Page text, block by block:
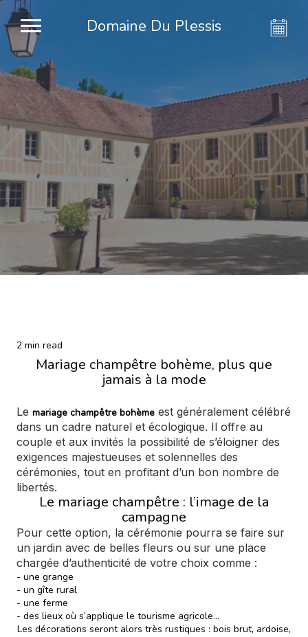
Domaine Du Plessis
2 min read
Mariage champêtre bohème, plus que
jamais à la mode
Le mariage champêtre bohème est généralement célébré
dans un cadre naturel et écologique. Il offre au
couple et aux invités la possibilité de s’éloigner des
exigences majestueuses et solennelles des
cérémonies, tout en profitant d’un bon nombre de
libertés.
Le mariage champêtre : l’image de la
campagne
Pour cette option, la cérémonie pourra se faire sur
un jardin avec de belles fleurs ou sur une place
chargée d’authenticité de votre choix comme :
- une grange
- un gîte rural
- une ferme
- des lieux où s’applique le tourisme agricole…
Les décorations seront alors très rustiques : bois brut, ardoise,